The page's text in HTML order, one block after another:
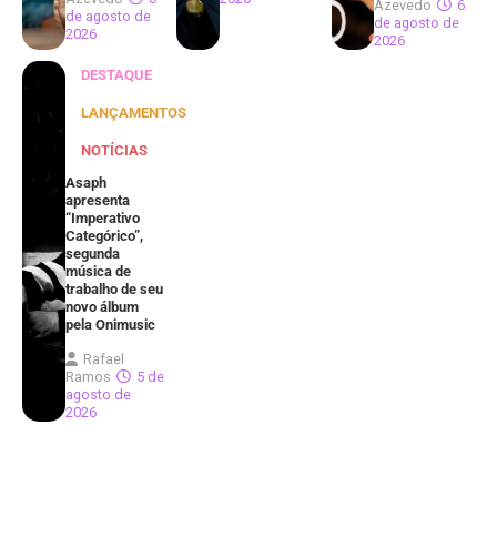
de agosto de
2026
Azevedo
6
de agosto de
2026
DESTAQUE
LANÇAMENTOS
NOTÍCIAS
Asaph
apresenta
“Imperativo
Categórico”,
segunda
música de
trabalho de seu
novo álbum
pela Onimusic
Rafael
Ramos
5 de
agosto de
2026